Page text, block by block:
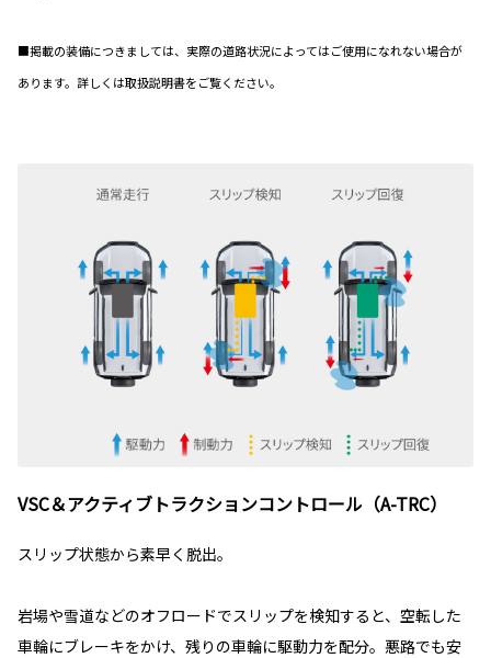
■掲載の装備につきましては、実際の道路状況によってはご使用になれない場合が
あります。詳しくは取扱説明書をご覧ください。
VSC＆アクティブトラクションコントロール（A-TRC）
スリップ状態から素早く脱出。
岩場や雪道などのオフロードでスリップを検知すると、空転した
車輪にブレーキをかけ、残りの車輪に駆動力を配分。悪路でも安